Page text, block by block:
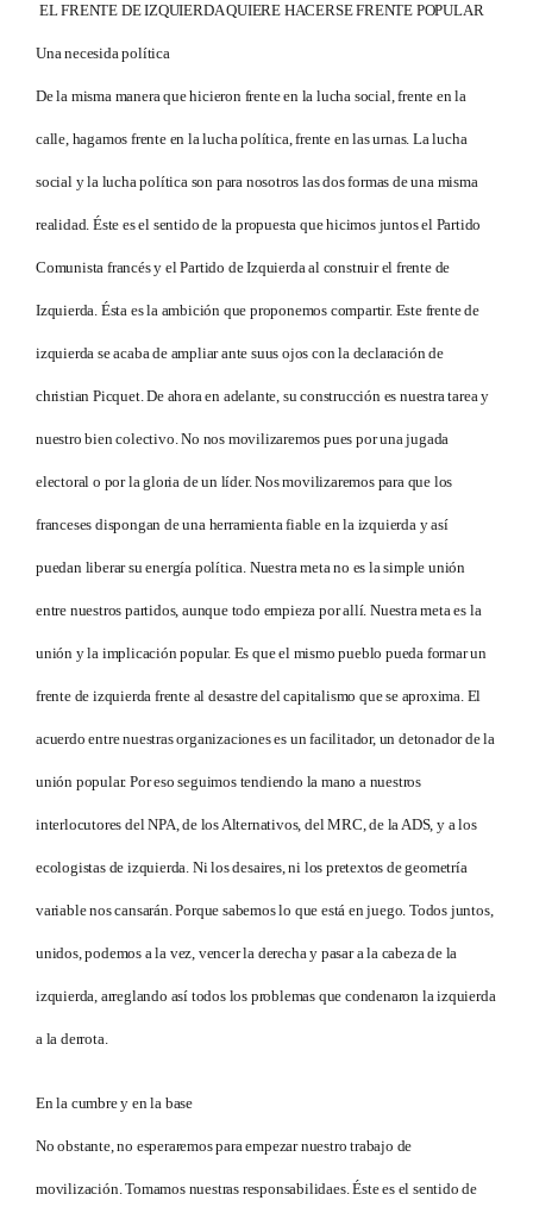
EL FRENTE DE IZQUIERDA QUIERE HACERSE FRENTE POPULAR
Una necesida política
De la misma manera que hicieron frente en la lucha social, frente en la
calle, hagamos frente en la lucha política, frente en las urnas. La lucha
social y la lucha política son para nosotros las dos formas de una misma
realidad. Éste es el sentido de la propuesta que hicimos juntos el Partido
Comunista francés y el Partido de Izquierda al construir el frente de
Izquierda. Ésta es la ambición que proponemos compartir. Este frente de
izquierda se acaba de ampliar ante suus ojos con la declaración de
christian Picquet. De ahora en adelante, su construcción es nuestra tarea y
nuestro bien colectivo. No nos movilizaremos pues por una jugada
electoral o por la gloria de un líder. Nos movilizaremos para que los
franceses dispongan de una herramienta fiable en la izquierda y así
puedan liberar su energía política. Nuestra meta no es la simple unión
entre nuestros partidos, aunque todo empieza por allí. Nuestra meta es la
unión y la implicación popular. Es que el mismo pueblo pueda formar un
frente de izquierda frente al desastre del capitalismo que se aproxima. El
acuerdo entre nuestras organizaciones es un facilitador, un detonador de la
unión popular. Por eso seguimos tendiendo la mano a nuestros
interlocutores del NPA, de los Alternativos, del MRC, de la ADS, y a los
ecologistas de izquierda. Ni los desaires, ni los pretextos de geometría
variable nos cansarán. Porque sabemos lo que está en juego. Todos juntos,
unidos, podemos a la vez, vencer la derecha y pasar a la cabeza de la
izquierda, arreglando así todos los problemas que condenaron la izquierda
a la derrota.
En la cumbre y en la base
No obstante, no esperaremos para empezar nuestro trabajo de
movilización. Tomamos nuestras responsabilidaes. Éste es el sentido de